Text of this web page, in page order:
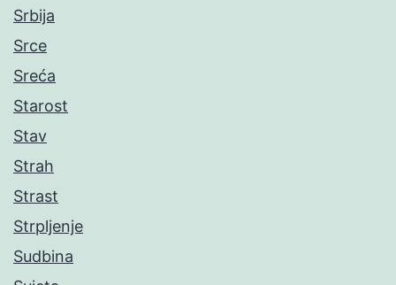
Srbija
Srce
Sreća
Starost
Stav
Strah
Strast
Strpljenje
Sudbina